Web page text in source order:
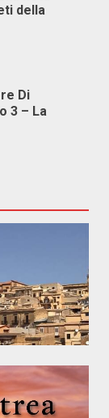
della
Di
3 – La